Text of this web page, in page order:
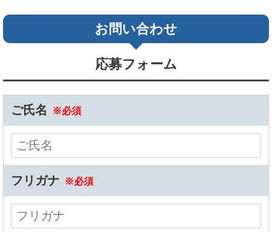
お問い合わせ
応募フォーム
ご氏名 ※必須
フリガナ ※必須